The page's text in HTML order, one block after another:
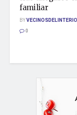
familiar
BY
0